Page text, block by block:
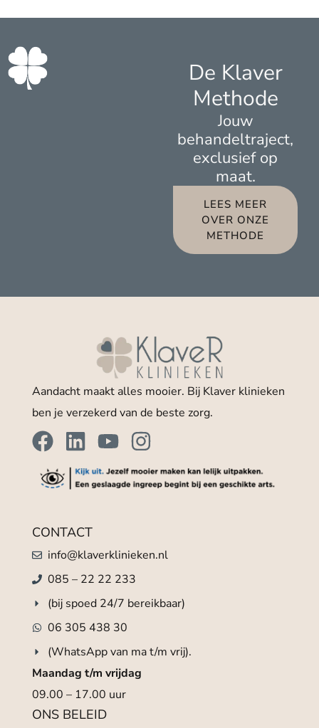
De Klaver
Methode
Jouw
behandeltraject,
exclusief op
maat.
LEES MEER
OVER ONZE
METHODE
Aandacht maakt alles mooier. Bij Klaver klinieken
ben je verzekerd van de beste zorg.
CONTACT
info@klaverklinieken.nl
085 – 22 22 233
(bij spoed 24/7 bereikbaar)
06 305 438 30
(WhatsApp van ma t/m vrij).
Maandag t/m vrijdag
09.00 – 17.00 uur
ONS BELEID